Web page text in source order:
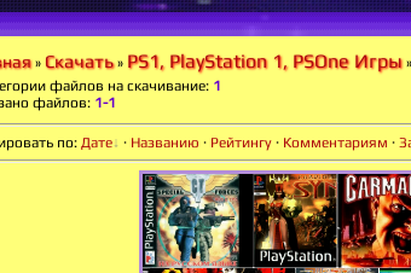
» Скачать» PS1, PlayStation 1, PSOne Игры»
файлов на скачивание: 1
файлов: 1-1
по: Дате · Названию · Рейтингу · Комментариям ·